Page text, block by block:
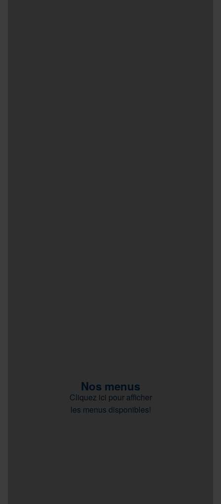
Nos menus
Cliquez ici pour afficher
les menus disponibles!